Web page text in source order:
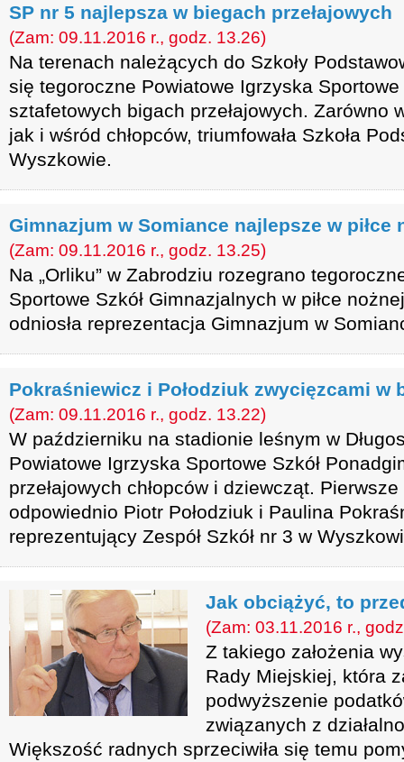
SP nr 5 najlepsza w biegach przełajowych
(Zam: 09.11.2016 r., godz. 13.26)
Na terenach należących do Szkoły
się tegoroczne Powiatowe Igrzyska Sportowe
sztafetowych bigach przełajowych. Zarówno
jak i wśród chłopców, triumfowała Szkoła
Wyszkowie.
Gimnazjum w Somiance najlepsze w piłce
(Zam: 09.11.2016 r., godz. 13.25)
Na „Orliku” w Zabrodziu rozegrano
Sportowe Szkół Gimnazjalnych w piłce
odniosła reprezentacja Gimnazjum w
Pokraśniewicz i Połodziuk zwycięzcami w
(Zam: 09.11.2016 r., godz. 13.22)
W październiku na stadionie leśnym w
Powiatowe Igrzyska Sportowe Szkół
przełajowych chłopców i dziewcząt.
odpowiednio Piotr Połodziuk i Paulina
reprezentujący Zespół Szkół nr 3 w
Jak obciążyć, to
(Zam: 03.11.2016 r.,
Z takiego założenia
Rady Miejskiej, która
podwyższenie
związanych z
Większość radnych sprzeciwiła się temu